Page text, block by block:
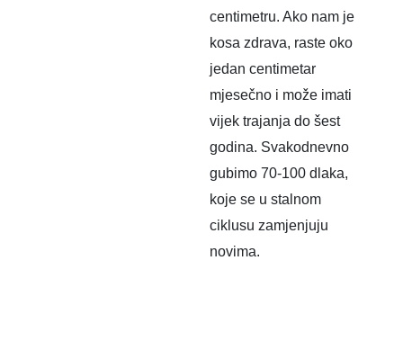
centimetru. Ako nam je
kosa zdrava, raste oko
jedan centimetar
mjesečno i može imati
vijek trajanja do šest
godina. Svakodnevno
gubimo 70-100 dlaka,
koje se u stalnom
ciklusu zamjenjuju
novima.